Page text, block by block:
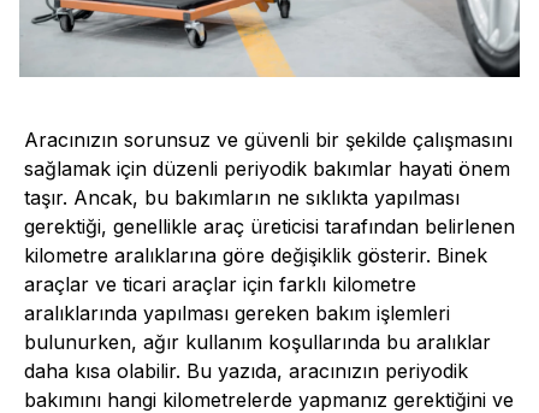
Aracınızın sorunsuz ve güvenli bir şekilde çalışmasını
sağlamak için düzenli periyodik bakımlar hayati önem
taşır. Ancak, bu bakımların ne sıklıkta yapılması
gerektiği, genellikle araç üreticisi tarafından belirlenen
kilometre aralıklarına göre değişiklik gösterir. Binek
araçlar ve ticari araçlar için farklı kilometre
aralıklarında yapılması gereken bakım işlemleri
bulunurken, ağır kullanım koşullarında bu aralıklar
daha kısa olabilir. Bu yazıda, aracınızın periyodik
bakımını hangi kilometrelerde yapmanız gerektiğini ve